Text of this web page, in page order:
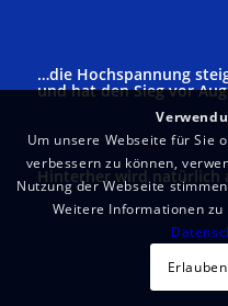
…die Hochspannung
und hat den Sieg vor
Hinterher wird natürlich
Um unsere Webseite für Sie
verbessern zu können,
Nutzung der Webseite
Weitere Informationen
Erlauben